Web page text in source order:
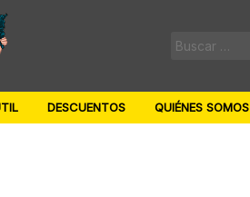
Buscar:
DESCUENTOS QUIÉNES SOMOS